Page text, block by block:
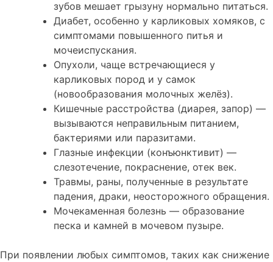
зубов мешает грызуну нормально питаться.
Диабет, особенно у карликовых хомяков, с
симптомами повышенного питья и
мочеиспускания.
Опухоли, чаще встречающиеся у
карликовых пород и у самок
(новообразования молочных желёз).
Кишечные расстройства (диарея, запор) —
вызываются неправильным питанием,
бактериями или паразитами.
Глазные инфекции (конъюнктивит) —
слезотечение, покраснение, отек век.
Травмы, раны, полученные в результате
падения, драки, неосторожного обращения.
Мочекаменная болезнь — образование
песка и камней в мочевом пузыре.
При появлении любых симптомов, таких как снижение